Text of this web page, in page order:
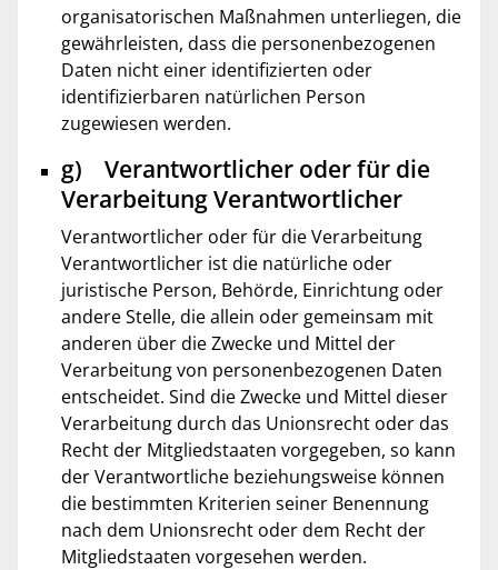
organisatorischen Maßnahmen unterliegen, die
gewährleisten, dass die personenbezogenen
Daten nicht einer identifizierten oder
identifizierbaren natürlichen Person
zugewiesen werden.
g) Verantwortlicher oder für die
Verarbeitung Verantwortlicher
Verantwortlicher oder für die Verarbeitung
Verantwortlicher ist die natürliche oder
juristische Person, Behörde, Einrichtung oder
andere Stelle, die allein oder gemeinsam mit
anderen über die Zwecke und Mittel der
Verarbeitung von personenbezogenen Daten
entscheidet. Sind die Zwecke und Mittel dieser
Verarbeitung durch das Unionsrecht oder das
Recht der Mitgliedstaaten vorgegeben, so kann
der Verantwortliche beziehungsweise können
die bestimmten Kriterien seiner Benennung
nach dem Unionsrecht oder dem Recht der
Mitgliedstaaten vorgesehen werden.